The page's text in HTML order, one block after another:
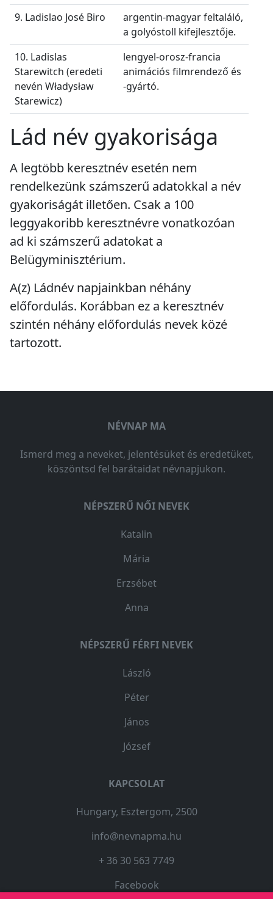
9. Ladislao José Biro
argentin-magyar feltaláló,
a golyóstoll kifejlesztője.
10. Ladislas
Starewitch (eredeti
nevén Władysław
Starewicz)
lengyel-orosz-francia
animációs filmrendező és
-gyártó.
Lád név gyakorisága
A legtöbb keresztnév esetén nem
rendelkezünk számszerű adatokkal a név
gyakoriságát illetően. Csak a 100
leggyakoribb keresztnévre vonatkozóan
ad ki számszerű adatokat a
Belügyminisztérium.
A(z) Ládnév napjainkban néhány
előfordulás. Korábban ez a keresztnév
szintén néhány előfordulás nevek közé
tartozott.
NÉVNAP MA
Ismerd meg a neveket, jelentésüket és eredetüket,
köszöntsd fel barátaidat névnapjukon.
NÉPSZERŰ NŐI NEVEK
Katalin
Mária
Erzsébet
Anna
NÉPSZERŰ FÉRFI NEVEK
László
Péter
János
József
KAPCSOLAT
Hungary, Esztergom, 2500
info@nevnapma.hu
+ 36 30 563 7749
Facebook